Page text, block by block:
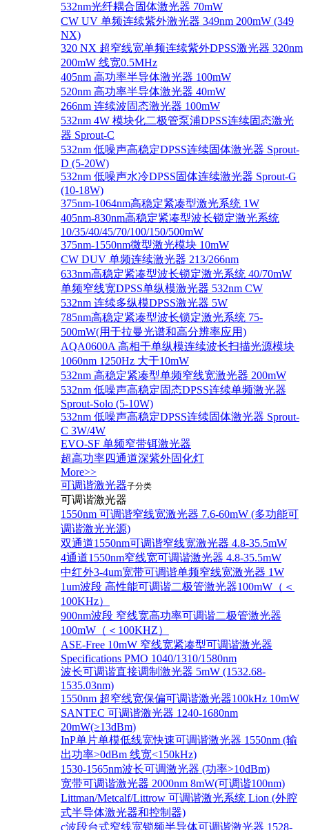
532nm光纤耦合固体激光器 70mW
CW UV 单频连续紫外激光器 349nm 200mW (349
NX)
320 NX 超窄线宽单频连续紫外DPSS激光器 320nm
200mW 线宽0.5MHz
405nm 高功率半导体激光器 100mW
520nm 高功率半导体激光器 40mW
266nm 连续波固态激光器 100mW
532nm 4W 模块化二极管泵浦DPSS连续固态激光
器 Sprout-C
532nm 低噪声高稳定DPSS连续固体激光器 Sprout-
D (5-20W)
532nm 低噪声水冷DPSS固体连续激光器 Sprout-G
(10-18W)
375nm-1064nm高稳定紧凑型激光系统 1W
405nm-830nm高稳定紧凑型波长锁定激光系统
10/35/40/45/70/100/150/500mW
375nm-1550nm微型激光模块 10mW
CW DUV 单频连续激光器 213/266nm
633nm高稳定紧凑型波长锁定激光系统 40/70mW
单频窄线宽DPSS单纵模激光器 532nm CW
532nm 连续多纵模DPSS激光器 5W
785nm高稳定紧凑型波长锁定激光系统 75-
500mW(用于拉曼光谱和高分辨率应用)
AQA0600A 高相干单纵模连续波长扫描光源模块
1060nm 1250Hz 大于10mW
532nm 高稳定紧凑型单频窄线宽激光器 200mW
532nm 低噪声高稳定固态DPSS连续单频激光器
Sprout‐Solo (5-10W)
532nm 低噪声高稳定DPSS连续固体激光器 Sprout-
C 3W/4W
EVO-SF 单频窄带铒激光器
超高功率四通道深紫外固化灯
More>>
可调谐激光器子分类
可调谐激光器
1550nm 可调谐窄线宽激光器 7.6-60mW (多功能可
调谐激光光源)
双通道1550nm可调谐窄线宽激光器 4.8-35.5mW
4通道1550nm窄线宽可调谐激光器 4.8-35.5mW
中红外3-4um宽带可调谐单频窄线宽激光器 1W
1um波段 高性能可调谐二极管激光器100mW（＜
100KHz）
900nm波段 窄线宽高功率可调谐二极管激光器
100mW（＜100KHZ）
ASE-Free 10mW 窄线宽紧凑型可调谐激光器
Specifications PMO 1040/1310/1580nm
波长可调谐直接调制激光器 5mW (1532.68-
1535.03nm)
1550nm 超窄线宽保偏可调谐激光器100kHz 10mW
SANTEC 可调谐激光器 1240-1680nm
20mW(≥13dBm)
InP单片单模低线宽快速可调谐激光器 1550nm (输
出功率>0dBm 线宽<150kHz)
1530-1565nm波长可调激光器 (功率>10dBm)
宽带可调谐激光器 2000nm 8mW(可调谐100nm)
Littman/Metcalf/Littrow 可调谐激光系统 Lion (外腔
式半导体激光器和控制器)
c波段台式窄线宽锁频半导体可调谐激光器 1528-